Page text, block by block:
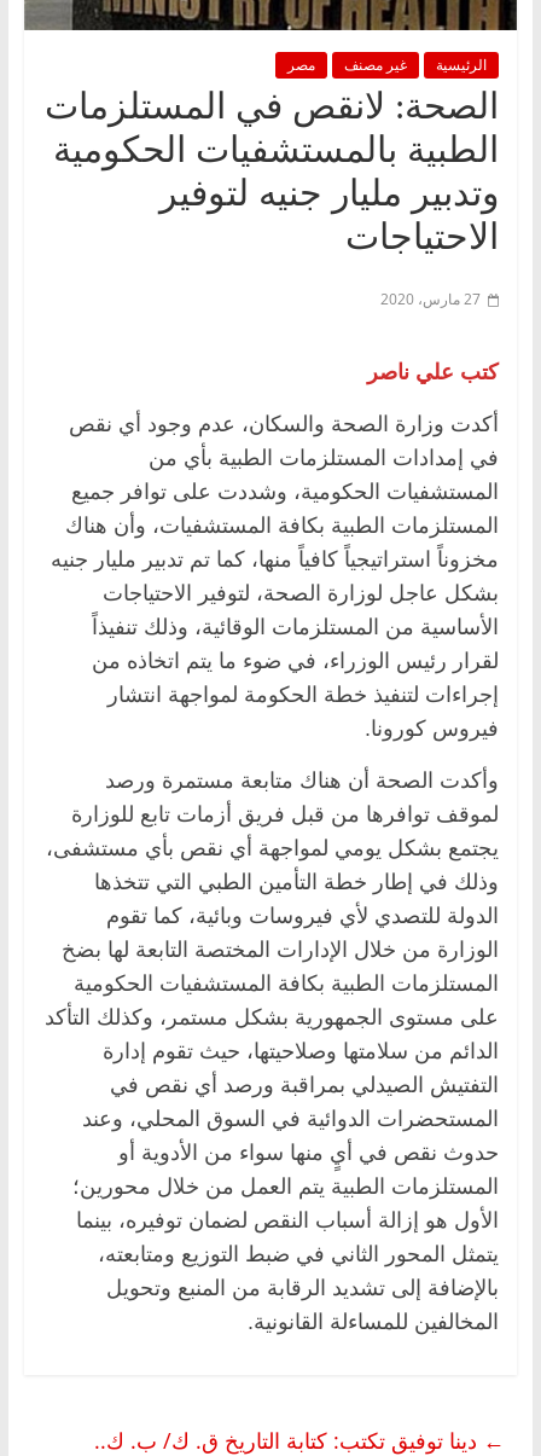
الرئيسية غير مصنف مصر
الصحة: لانقص في المستلزمات
الطبية بالمستشفيات الحكومية
وتدبير مليار جنيه لتوفير
الاحتياجات
27 مارس، 2020
كتب علي ناصر
أكدت وزارة الصحة والسكان، عدم وجود أي نقص
في إمدادات المستلزمات الطبية بأي من
المستشفيات الحكومية، وشددت على توافر جميع
المستلزمات الطبية بكافة المستشفيات، وأن هناك
مخزوناً استراتيجياً كافياً منها، كما تم تدبير مليار جنيه
بشكل عاجل لوزارة الصحة، لتوفير الاحتياجات
الأساسية من المستلزمات الوقائية، وذلك تنفيذاً
لقرار رئيس الوزراء، في ضوء ما يتم اتخاذه من
إجراءات لتنفيذ خطة الحكومة لمواجهة انتشار
فيروس كورونا.
وأكدت الصحة أن هناك متابعة مستمرة ورصد
لموقف توافرها من قبل فريق أزمات تابع للوزارة
يجتمع بشكل يومي لمواجهة أي نقص بأي مستشفى،
وذلك في إطار خطة التأمين الطبي التي تتخذها
الدولة للتصدي لأي فيروسات وبائية، كما تقوم
الوزارة من خلال الإدارات المختصة التابعة لها بضخ
المستلزمات الطبية بكافة المستشفيات الحكومية
على مستوى الجمهورية بشكل مستمر، وكذلك التأكد
الدائم من سلامتها وصلاحيتها، حيث تقوم إدارة
التفتيش الصيدلي بمراقبة ورصد أي نقص في
المستحضرات الدوائية في السوق المحلي، وعند
حدوث نقص في أيٍ منها سواء من الأدوية أو
المستلزمات الطبية يتم العمل من خلال محورين؛
‏الأول هو إزالة أسباب النقص لضمان توفيره، بينما
يتمثل المحور الثاني في ضبط التوزيع ومتابعته،
بالإضافة إلى تشديد الرقابة من المنبع وتحويل
المخالفين للمساءلة القانونية.
← دينا توفيق تكتب: كتابة التاريخ ق. ك/ ب. ك..